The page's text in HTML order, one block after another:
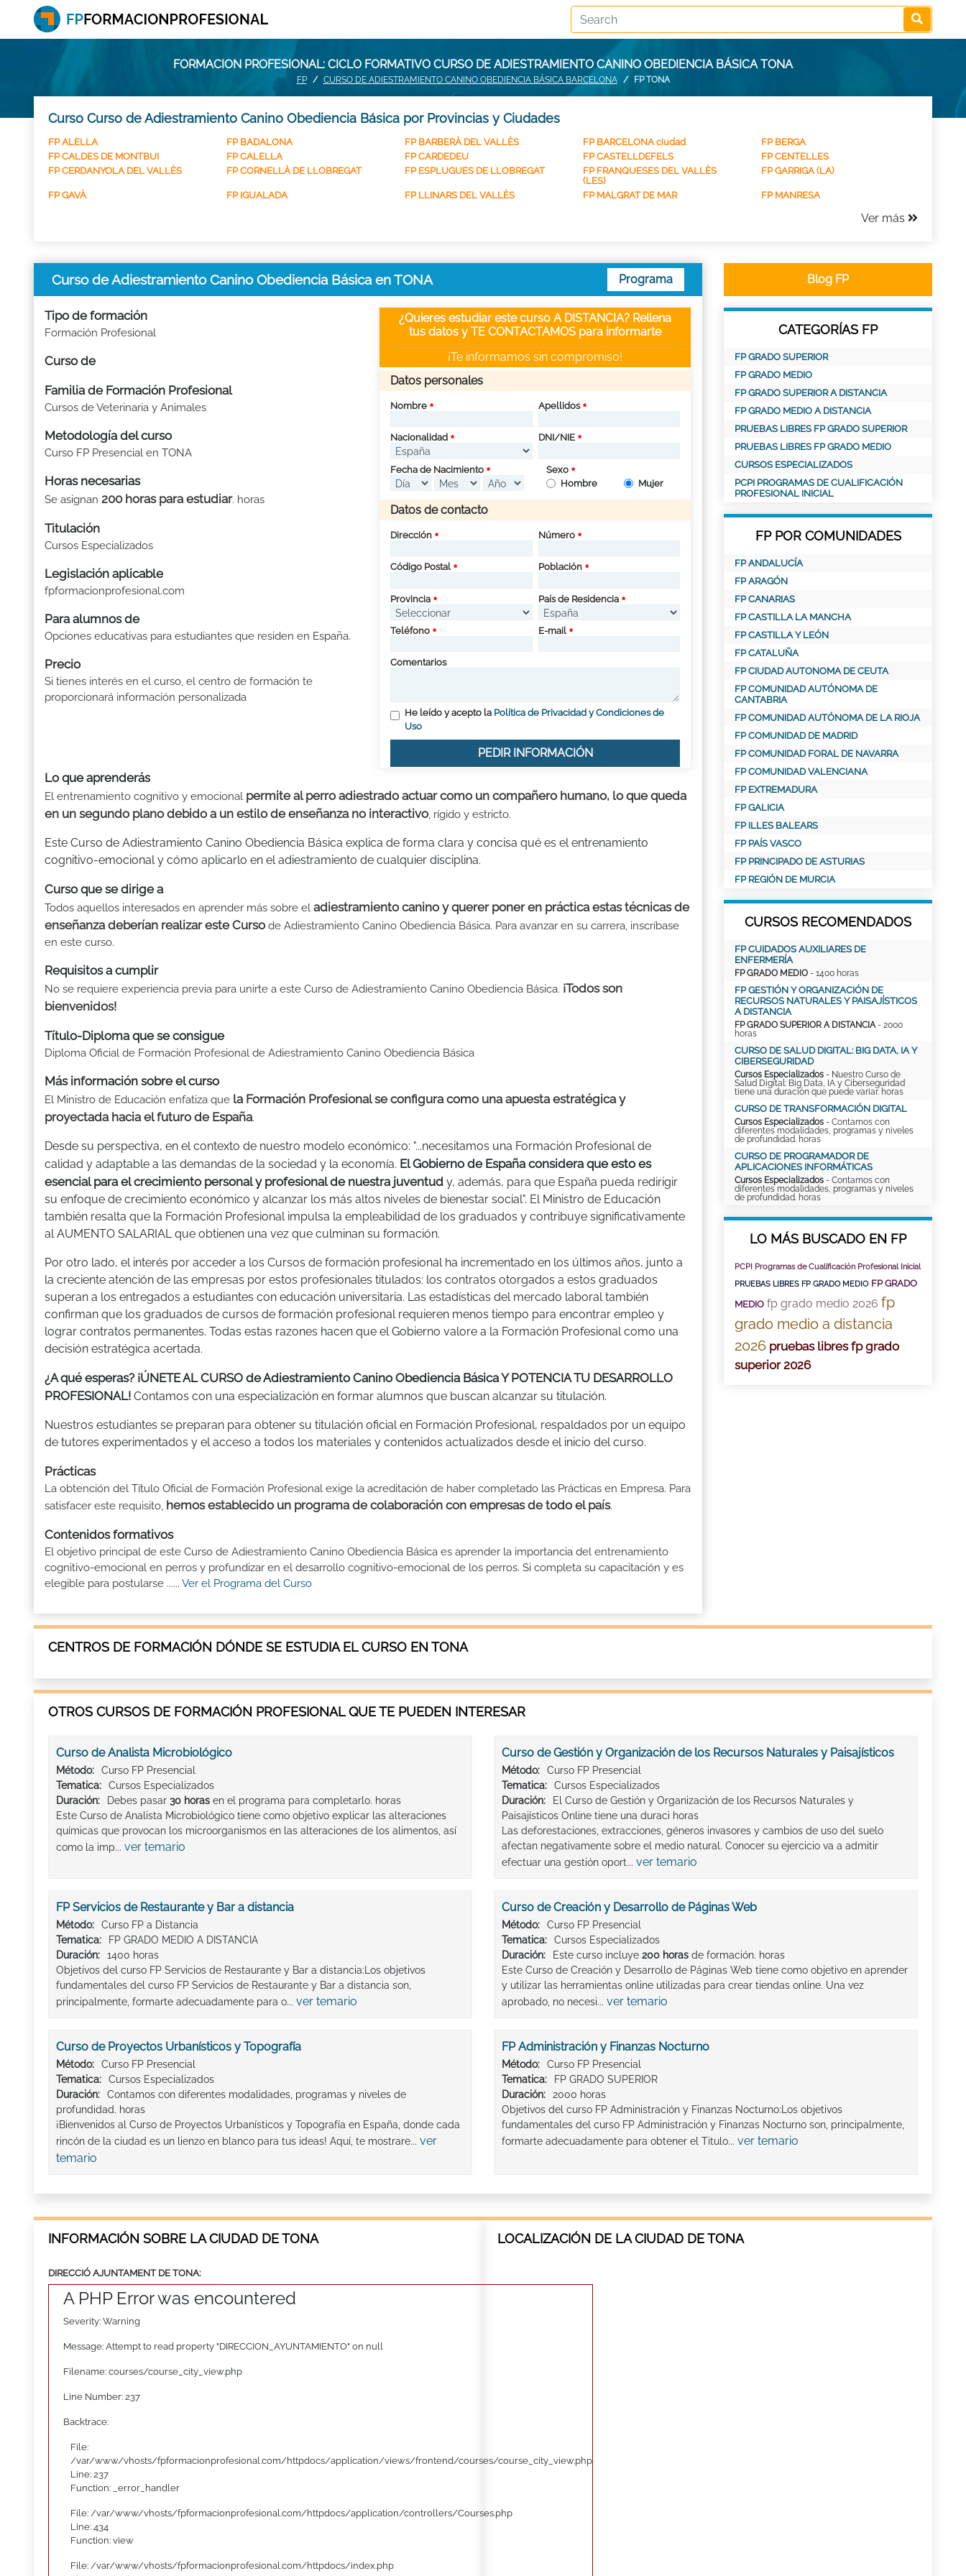
FORMACION PROFESIONAL: CICLO FORMATIVO CURSO DE ADIESTRAMIENTO CANINO OBEDIENCIA BÁSICA TONA
FP CURSO DE ADIESTRAMIENTO CANINO OBEDIENCIA BÁSICA BARCELONA FP TONA
Curso Curso de Adiestramiento Canino Obediencia Básica por Provincias y Ciudades
FP ALELLA FP BADALONA FP BARBERÀ DEL VALLÈS FP BARCELONA ciudad
FP BERGA
FP CALDES DE MONTBUI
FP CALELLA FP CARDEDEU FP CASTELLDEFELS
FP CENTELLES
FP CERDANYOLA DEL VALLÈS
FP CORNELLÀ DE LLOBREGAT FP ESPLUGUES DE LLOBREGAT
FP FRANQUESES DEL VALLÈS
(LES)
FP GARRIGA (LA)
FP GAVÀ FP IGUALADA FP LLINARS DEL VALLÈS FP MALGRAT DE MAR FP MANRESA
Ver más
Curso de Adiestramiento Canino Obediencia Básica en TONA Programa
Tipo de formación
Formación Profesional
Curso de
Familia de Formación Profesional
Cursos de Veterinaria y Animales
Metodología del curso
Curso FP Presencial en TONA
Horas necesarias
Se asignan 200 horas para estudiar. horas
Titulación
Cursos Especializados
Legislación aplicable
fpformacionprofesional.com
Para alumnos de
Opciones educativas para estudiantes que residen en España.
Precio
Si tienes interés en el curso, el centro de formación te
proporcionará información personalizada
¿Quieres estudiar este curso A DISTANCIA? Rellena
tus datos y TE CONTACTAMOS para informarte
¡Te informamos sin compromiso!
Datos personales
Nombre Apellidos
Nacionalidad DNI/NIE
Fecha de Nacimiento
Sexo
Hombre
Mujer
Datos de contacto
Dirección Número
Código Postal Población
Provincia País de Residencia
Teléfono E-mail
Comentarios
He leído y acepto la Política de Privacidad y Condiciones de
Uso
PEDIR INFORMACIÓN
Lo que aprenderás
El entrenamiento cognitivo y emocional permite al perro adiestrado actuar como un compañero humano, lo que queda
en un segundo plano debido a un estilo de enseñanza no interactivo, rígido y estricto.
Este Curso de Adiestramiento Canino Obediencia Básica explica de forma clara y concisa qué es el entrenamiento
cognitivo-emocional y cómo aplicarlo en el adiestramiento de cualquier disciplina.
Curso que se dirige a
Todos aquellos interesados en aprender más sobre el adiestramiento canino y querer poner en práctica estas técnicas de
enseñanza deberían realizar este Curso de Adiestramiento Canino Obediencia Básica. Para avanzar en su carrera, inscríbase
en este curso.
Requisitos a cumplir
No se requiere experiencia previa para unirte a este Curso de Adiestramiento Canino Obediencia Básica. ¡Todos son
bienvenidos!
Título-Diploma que se consigue
Diploma Oficial de Formación Profesional de Adiestramiento Canino Obediencia Básica
Más información sobre el curso
El Ministro de Educación enfatiza que la Formación Profesional se configura como una apuesta estratégica y
proyectada hacia el futuro de España.
Desde su perspectiva, en el contexto de nuestro modelo económico: "...necesitamos una Formación Profesional de
calidad y adaptable a las demandas de la sociedad y la economía. El Gobierno de España considera que esto es
esencial para el crecimiento personal y profesional de nuestra juventud y, además, para que España pueda redirigir
su enfoque de crecimiento económico y alcanzar los más altos niveles de bienestar social". El Ministro de Educación
también resalta que la Formación Profesional impulsa la empleabilidad de los graduados y contribuye significativamente
al AUMENTO SALARIAL que obtienen una vez que culminan su formación.
Por otro lado, el interés por acceder a los Cursos de formación profesional ha incrementado en los últimos años, junto a
la creciente atención de las empresas por estos profesionales titulados: los contratos otorgados a estos graduados
superan a los entregados a estudiantes con educación universitaria. Las estadísticas del mercado laboral también
confirman que los graduados de cursos de formación profesional requieren menos tiempo para encontrar empleo y
lograr contratos permanentes. Todas estas razones hacen que el Gobierno valore a la Formación Profesional como una
decisión estratégica acertada.
¿A qué esperas? ¡ÚNETE AL CURSO de Adiestramiento Canino Obediencia Básica Y POTENCIA TU DESARROLLO
PROFESIONAL! Contamos con una especialización en formar alumnos que buscan alcanzar su titulación.
Nuestros estudiantes se preparan para obtener su titulación oficial en Formación Profesional, respaldados por un equipo
de tutores experimentados y el acceso a todos los materiales y contenidos actualizados desde el inicio del curso.
Prácticas
La obtención del Título Oficial de Formación Profesional exige la acreditación de haber completado las Prácticas en Empresa. Para
satisfacer este requisito, hemos establecido un programa de colaboración con empresas de todo el país.
Contenidos formativos
El objetivo principal de este Curso de Adiestramiento Canino Obediencia Básica es aprender la importancia del entrenamiento
cognitivo-emocional en perros y profundizar en el desarrollo cognitivo-emocional de los perros. Si completa su capacitación y es
elegible para postularse ...... Ver el Programa del Curso
Blog FP
CATEGORÍAS FP
FP GRADO SUPERIOR
FP GRADO MEDIO
FP GRADO SUPERIOR A DISTANCIA
FP GRADO MEDIO A DISTANCIA
PRUEBAS LIBRES FP GRADO SUPERIOR
PRUEBAS LIBRES FP GRADO MEDIO
CURSOS ESPECIALIZADOS
PCPI PROGRAMAS DE CUALIFICACIÓN
PROFESIONAL INICIAL
FP POR COMUNIDADES
FP ANDALUCÍA
FP ARAGÓN
FP CANARIAS
FP CASTILLA LA MANCHA
FP CASTILLA Y LEÓN
FP CATALUÑA
FP CIUDAD AUTONOMA DE CEUTA
FP COMUNIDAD AUTÓNOMA DE
CANTABRIA
FP COMUNIDAD AUTÓNOMA DE LA RIOJA
FP COMUNIDAD DE MADRID
FP COMUNIDAD FORAL DE NAVARRA
FP COMUNIDAD VALENCIANA
FP EXTREMADURA
FP GALICIA
FP ILLES BALEARS
FP PAÍS VASCO
FP PRINCIPADO DE ASTURIAS
FP REGIÓN DE MURCIA
CURSOS RECOMENDADOS
FP CUIDADOS AUXILIARES DE
ENFERMERÍA
FP GRADO MEDIO - 1400 horas
FP GESTIÓN Y ORGANIZACIÓN DE
RECURSOS NATURALES Y PAISAJÍSTICOS
A DISTANCIA
FP GRADO SUPERIOR A DISTANCIA- 2000
horas
CURSO DE SALUD DIGITAL: BIG DATA, IA Y
CIBERSEGURIDAD
Cursos Especializados - Nuestro Curso de
Salud Digital: Big Data, IA y Ciberseguridad
tiene una duración que puede variar. horas
CURSO DE TRANSFORMACIÓN DIGITAL
Cursos Especializados - Contamos con
diferentes modalidades, programas y niveles
de profundidad. horas
CURSO DE PROGRAMADOR DE
APLICACIONES INFORMÁTICAS
Cursos Especializados - Contamos con
diferentes modalidades, programas y niveles
de profundidad. horas
LO MÁS BUSCADO EN FP
PCPI Programas de Cualificación Profesional Inicial
PRUEBAS LIBRES FP GRADO MEDIO FP GRADO
MEDIO fp grado medio 2026 fp
grado medio a distancia
2026 pruebas libres fp grado
superior 2026
CENTROS DE FORMACIÓN DÓNDE SE ESTUDIA EL CURSO EN TONA
OTROS CURSOS DE FORMACIÓN PROFESIONAL QUE TE PUEDEN INTERESAR
Curso de Analista Microbiológico
Método:
Curso FP Presencial
Tematica:
Cursos Especializados
Duración:
Debes pasar 30 horas en el programa para completarlo. horas
Este Curso de Analista Microbiológico tiene como objetivo explicar las alteraciones
químicas que provocan los microorganismos en las alteraciones de los alimentos, así
como la imp... ver temario
Curso de Gestión y Organización de los Recursos Naturales y Paisajísticos
Método:
Curso FP Presencial
Tematica:
Cursos Especializados
Duración:
El Curso de Gestión y Organización de los Recursos Naturales y
Paisajísticos Online tiene una duraci horas
Las deforestaciones, extracciones, géneros invasores y cambios de uso del suelo
afectan negativamente sobre el medio natural. Conocer su ejercicio va a admitir
efectuar una gestión oport... ver temario
FP Servicios de Restaurante y Bar a distancia
Método:
Curso FP a Distancia
Tematica:
FP GRADO MEDIO A DISTANCIA
Duración:
1400 horas
Objetivos del curso FP Servicios de Restaurante y Bar a distancia:Los objetivos
fundamentales del curso FP Servicios de Restaurante y Bar a distancia son,
principalmente, formarte adecuadamente para o... ver temario
Curso de Creación y Desarrollo de Páginas Web
Método:
Curso FP Presencial
Tematica:
Cursos Especializados
Duración:
Este curso incluye 200 horas de formación. horas
Este Curso de Creación y Desarrollo de Páginas Web tiene como objetivo en aprender
y utilizar las herramientas online utilizadas para crear tiendas online. Una vez
aprobado, no necesi... ver temario
Curso de Proyectos Urbanísticos y Topografía
Método:
Curso FP Presencial
Tematica:
Cursos Especializados
Duración:
Contamos con diferentes modalidades, programas y niveles de
profundidad. horas
¡Bienvenidos al Curso de Proyectos Urbanísticos y Topografía en España, donde cada
rincón de la ciudad es un lienzo en blanco para tus ideas! Aquí, te mostrare... ver
temario
FP Administración y Finanzas Nocturno
Método:
Curso FP Presencial
Tematica:
FP GRADO SUPERIOR
Duración:
2000 horas
Objetivos del curso FP Administración y Finanzas Nocturno:Los objetivos
fundamentales del curso FP Administración y Finanzas Nocturno son, principalmente,
formarte adecuadamente para obtener el Titulo... ver temario
INFORMACIÓN SOBRE LA CIUDAD DE TONA
DIRECCIÓ AJUNTAMENT DE TONA:
A PHP Error was encountered
Severity: Warning
Message: Attempt to read property "DIRECCION_AYUNTAMIENTO" on null
Filename: courses/course_city_view.php
Line Number: 237
Backtrace:
File:
/var/www/vhosts/fpformacionprofesional.com/httpdocs/application/views/frontend/courses/course_city_view.php
Line: 237
Function: _error_handler
File: /var/www/vhosts/fpformacionprofesional.com/httpdocs/application/controllers/Courses.php
Line: 434
Function: view
File: /var/www/vhosts/fpformacionprofesional.com/httpdocs/index.php
LOCALIZACIÓN DE LA CIUDAD DE TONA